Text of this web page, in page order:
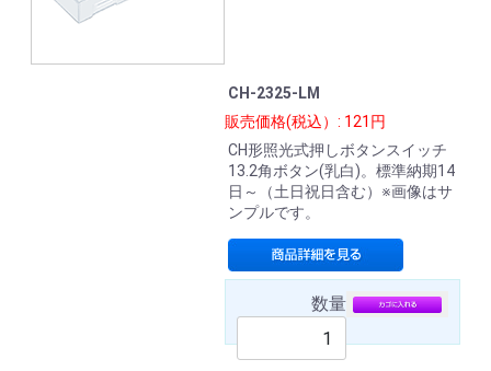
CH-2325-LM
販売価格(税込）: 121円
CH形照光式押しボタンスイッチ
13.2角ボタン(乳白)。標準納期14
日～（土日祝日含む）※画像はサ
ンプルです。
数量